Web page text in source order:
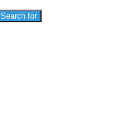
Search for